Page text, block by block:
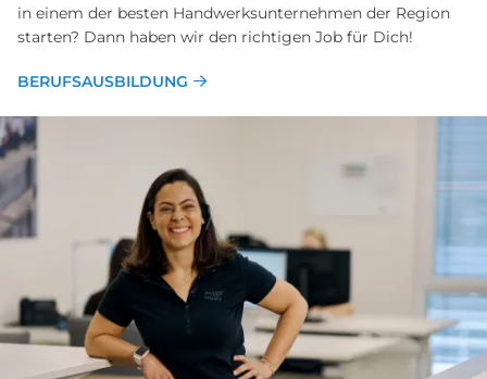
in einem der besten Handwerksunternehmen der Region
starten? Dann haben wir den richtigen Job für Dich!
BERUFSAUSBILDUNG